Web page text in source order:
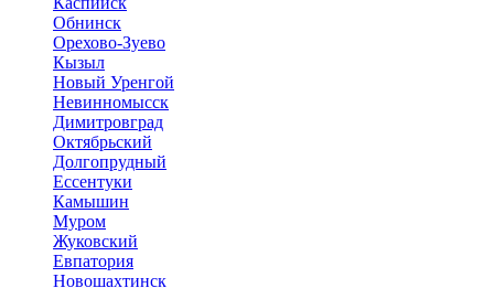
Обнинск
Орехово-Зуево
Кызыл
Новый Уренгой
Невинномысск
Димитровград
Октябрьский
Долгопрудный
Ессентуки
Камышин
Муром
Жуковский
Евпатория
Новошахтинск